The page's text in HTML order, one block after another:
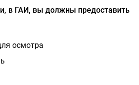
в ГАИ, вы должны предоставить
осмотра